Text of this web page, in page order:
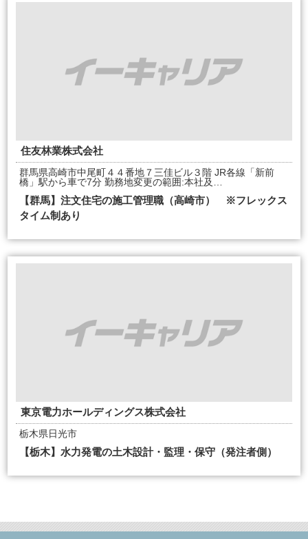
住友林業株式会社
群馬県高崎市中尾町４４番地７三佳ビル３階 JR各線「新前
橋」駅から車で7分 勤務地変更の範囲:本社及…
【群馬】注文住宅の施工管理職（高崎市） ※フレックス
タイム制あり
東京電力ホールディングス株式会社
栃木県日光市
【栃木】水力発電の土木設計・監理・保守（発注者側）